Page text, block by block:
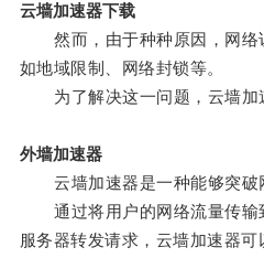
云墙加速器下载
然而，由于种种原因，网络
如地域限制、网络封锁等。
为了解决这一问题，云墙加
外墙加速器
云墙加速器是一种能够突破
通过将用户的网络流量传输
服务器转发请求，云墙加速器可